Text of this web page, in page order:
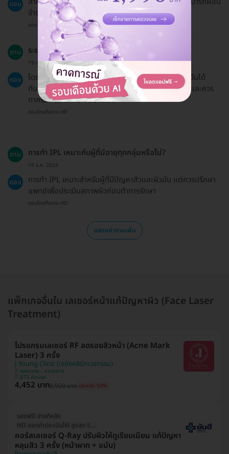
ตอบ
ชำระ 0% ได้ในกรณีที่ยอด 3,000 บาทขึ้นไป
ตอบโดยทีมงาน HD
ถาม ระยะเวลาในการฟื้นตัวหลังการทำ IPL นานเท่าไร?
19 ธ.ค. 2024
ตอบ
โดยทั่วไป ผู้เข้ารับบริการสามารถกลับไปทำกิจวัตรประจำวันได้
ทันทีหลังการทำ IPL แต่ควรหลีกเลี่ยงการโดนแสงแดดและควร
ทาครีมกันแดดอย่างสม่ำเสมอ
ตอบโดยทีมงาน HD
ถาม การทำ IPL เหมาะกับผู้ที่มีอายุทุกกลุ่มหรือไม่?
19 ธ.ค. 2024
ตอบ
การทำ IPL เหมาะสำหรับผู้ที่มีปัญหาสิวและผิวมัน แต่ควรปรึกษา
แพทย์เพื่อประเมินสภาพผิวก่อนทำการรักษา
ตอบโดยทีมงาน HD
แสดงคำถามเพิ่ม
แพ็กเกจอื่นใน เลเซอร์หน้าแก้ปัญหาผิว (Face Laser
Treatment)
โปรแกรมเลเซอร์ RF ลดรอยสิวหน้า (Acne Mark
Laser) 3 ครั้ง
J Young Clinic (เจยังคลินิกเวชกรรม)
คลองเตย , สวนหลวง
BTS อ่อนนุช
4,452 บาท8,900 บาท ประหยัด 50%
จองฟรี! จ่ายทีหลัง
HD ออกค่าประเมินให้! สูงสุด 500 บ.
คอร์สเลเซอร์ Q-Ray ปรับผิวให้ดูเรียบเนียน แก้ปัญหา
หลุมสิว 3 ครั้ง (หน้าผาก + ขมับ)